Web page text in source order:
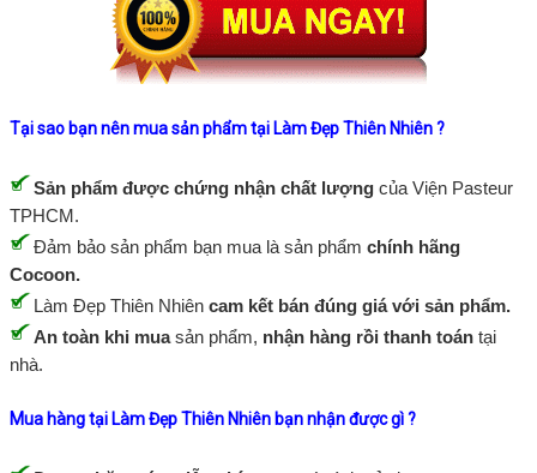
Tại sao bạn nên mua sản phẩm tại Làm Đẹp Thiên Nhiên ?
Sản phẩm được chứng nhận chất lượng của Viện Pasteur
TPHCM.
Đảm bảo sản phẩm bạn mua là sản phẩm chính hãng
Cocoon.
Làm Đẹp Thiên Nhiên cam kết bán đúng giá với sản phẩm.
An toàn khi muasản phẩm, nhận hàng rồi thanh toán tại
nhà.
Mua hàng tại Làm Đẹp Thiên Nhiên bạn nhận được gì ?